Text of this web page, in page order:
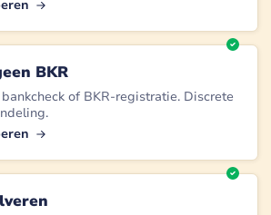
BKR
of BKR-registratie. Discrete